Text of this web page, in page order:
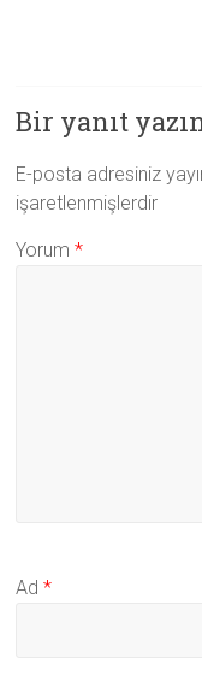
Bir yanıt
E-posta adresiniz
işaretlenmişlerdir
Yorum*
Ad*